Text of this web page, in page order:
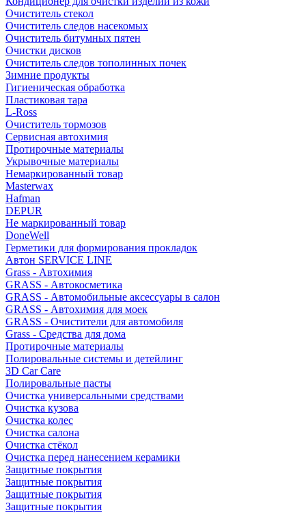
Очиститель стекол
Очиститель следов насекомых
Очиститель битумных пятен
Очистки дисков
Очиститель следов тополинных почек
Зимние продукты
Гигиеническая обработка
Пластиковая тара
L-Ross
Очиститель тормозов
Сервисная автохимия
Протирочные материалы
Укрывочные материалы
Немаркированный товар
Masterwax
Hafman
DEPUR
Не маркированный товар
DoneWell
Герметики для формирования прокладок
Автон SERVICE LINE
Grass - Автохимия
GRASS - Автокосметика
GRASS - Автомобильные аксессуары в салон
GRASS - Автохимия для моек
GRASS - Очистители для автомобиля
Grass - Средства для дома
Протирочные материалы
Полировальные системы и детейлинг
3D Car Care
Полировальные пасты
Очистка универсальными средствами
Очистка кузова
Очистка колес
Очистка салона
Очистка стёкол
Очистка перед нанесением керамики
Защитные покрытия
Защитные покрытия
Защитные покрытия
Защитные покрытия